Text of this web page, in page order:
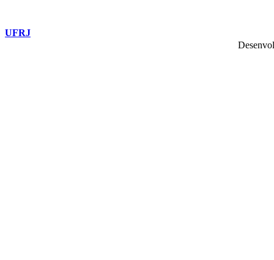
UFRJ